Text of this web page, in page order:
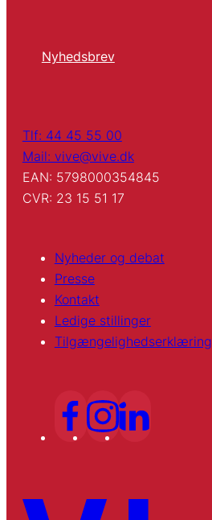
Nyhedsbrev
Tlf: 44 45 55 00
Mail: vive@vive.dk
EAN: 5798000354845
CVR: 23 15 51 17
Nyheder og debat
Presse
Kontakt
Ledige stillinger
Tilgængelighedserklæring